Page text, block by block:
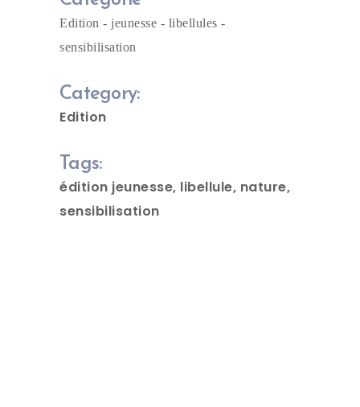
Edition - jeunesse - libellules -
sensibilisation
Category:
Edition
Tags:
édition jeunesse libellule nature
sensibilisation